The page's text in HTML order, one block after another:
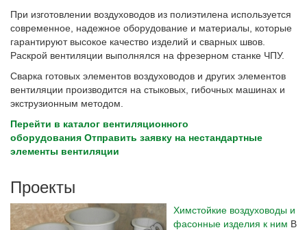
При изготовлении воздуховодов из полиэтилена используется
современное, надежное оборудование и материалы, которые
гарантируют высокое качество изделий и сварных швов.
Раскрой вентиляции выполнялся на фрезерном станке ЧПУ.
Сварка готовых элементов воздуховодов и других элементов
вентиляции производится на стыковых, гибочных машинах и
экструзионным методом.
Перейти в каталог вентиляционного
оборудования Отправить заявку на нестандартные
элементы вентиляции
Проекты
Химстойкие воздуховоды и
фасонные изделия к ним В